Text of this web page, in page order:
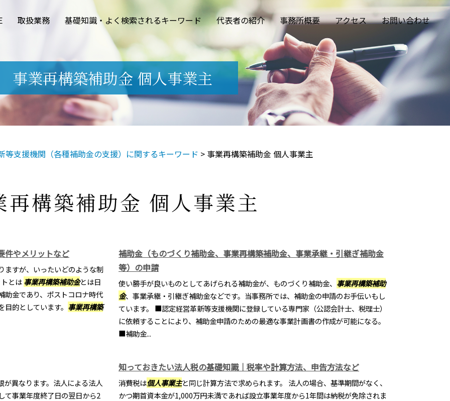
取扱業務 基礎知識・よく検索されるキーワード 代表者の紹介 事務所概要 アクセス お問い合わせ
事業再構築補助金 個人事業主
等支援機関（各種補助金の支援）に関するキーワード > 事業再構築補助金 個人事業主
再構築補助金 個人事業主
件やメリットなど
ますが、いったいどのような制
とは事業再構築補助金とは日
助金であり、ポストコロナ時代
的としています。 事業再構築
補助金（ものづくり補助金、事業再構築補助金、事業承継・引継ぎ補助金
等）の申請
使い勝手が良いものとしてあげられる補助金が、ものづくり補助金、 事業再構築補助
金、事業承継・引継ぎ補助金などです。当事務所では、補助金の申請のお手伝いもし
ています。 ■認定経営革新等支援機関に登録している専門家（公認会計士、税理士）
に依頼することにより、補助金申請のための最適な事業計画書の作成が可能になる。
■補助金...
が異なります。法人による法人
て事業年度終了日の翌日から2
知っておきたい法人税の基礎知識｜税率や計算方法、申告方法など
消費税は個人事業主と同じ計算方法で求められます。 法人の場合、基準期間がなく、
かつ期首資本金が1,000万円未満であれば設立事業年度から1年間は納税が免除されま